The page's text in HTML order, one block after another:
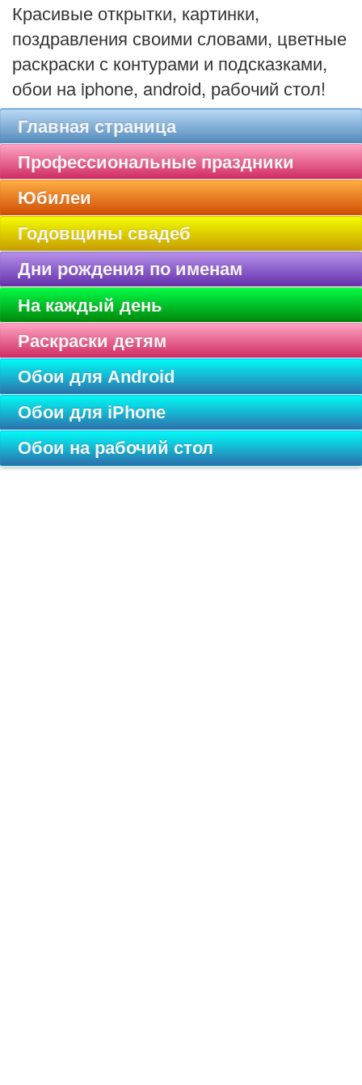
Красивые открытки, картинки,
поздравления своими словами, цветные
раскраски с контурами и подсказками,
обои на iphone, android, рабочий стол!
Главная страница
Профессиональные праздники
Юбилеи
Годовщины свадеб
Дни рождения по именам
На каждый день
Раскраски детям
Обои для Android
Обои для iPhone
Обои на рабочий стол